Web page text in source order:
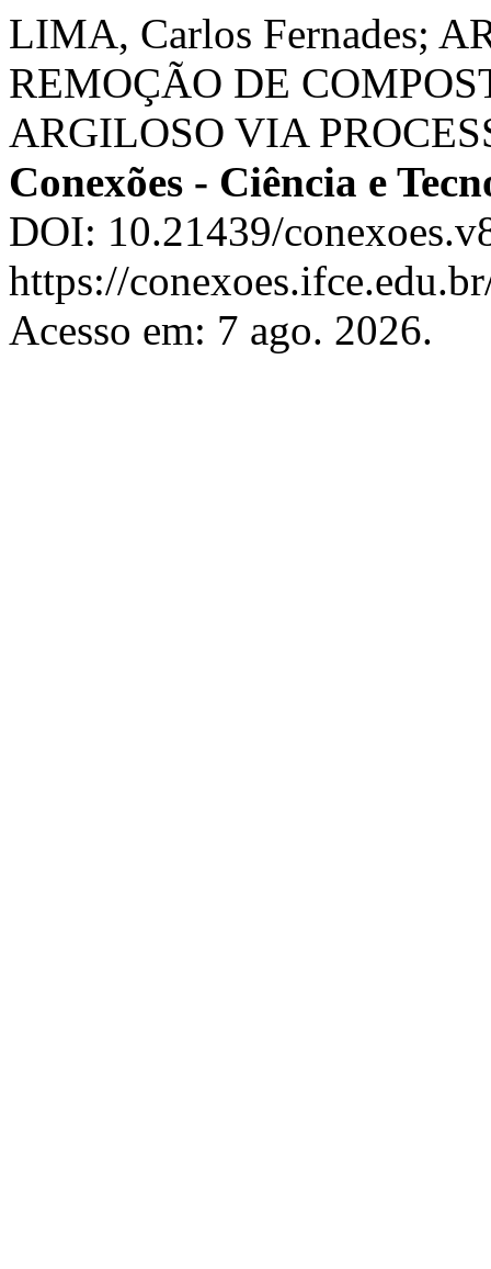
LIMA, Carlos Fernades;
REMOÇÃO DE
ARGILOSO VIA
Conexões - Ciência e
DOI: 10.21439/
https://
Acesso em: 7 ago. 2026.